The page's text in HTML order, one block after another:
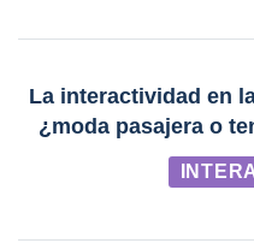
La interactividad en
¿moda pasajera o